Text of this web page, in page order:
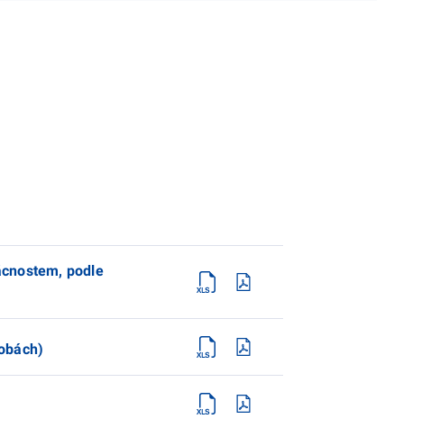
podle